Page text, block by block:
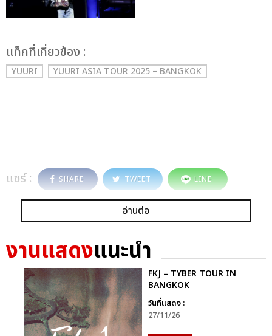
เเท็กที่เกี่ยวข้อง :
YUURI YUURI ASIA TOUR 2025 – BANGKOK
แชร์ : SHARE TWEET LINE
อ่านต่อ
งานแสดงแนะนำ
FKJ – TYBER TOUR IN
BANGKOK
วันที่แสดง :
27/11/26